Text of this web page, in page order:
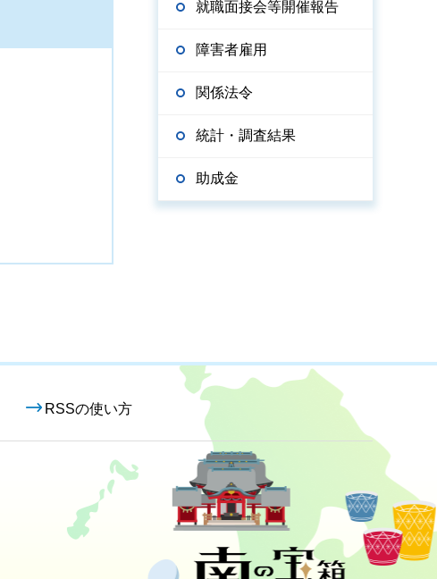
就職面接会等開催報告
障害者雇用
関係法令
統計・調査結果
助成金
RSSの使い方